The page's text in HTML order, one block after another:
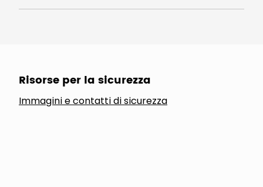
Risorse per la sicurezza
Immagini e contatti di sicurezza